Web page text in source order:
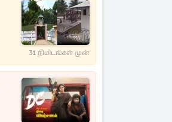
31 நிமிடங்கள் முன்